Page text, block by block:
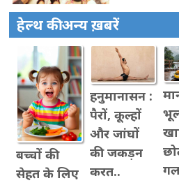
हेल्थ की अन्य ख़बरें
बच्चों की
सेहत के लिए
हनुमानासन :
पैरों, कूल्हों
और जांघों
की जकड़न
करत..